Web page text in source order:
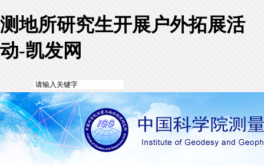
测地所研究生开展户外拓展活
动-凯发网